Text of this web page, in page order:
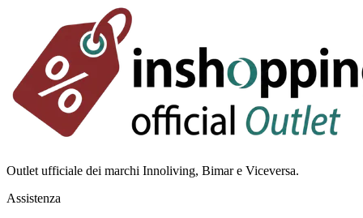
Outlet ufficiale dei marchi Innoliving, Bimar e Viceversa.
Assistenza